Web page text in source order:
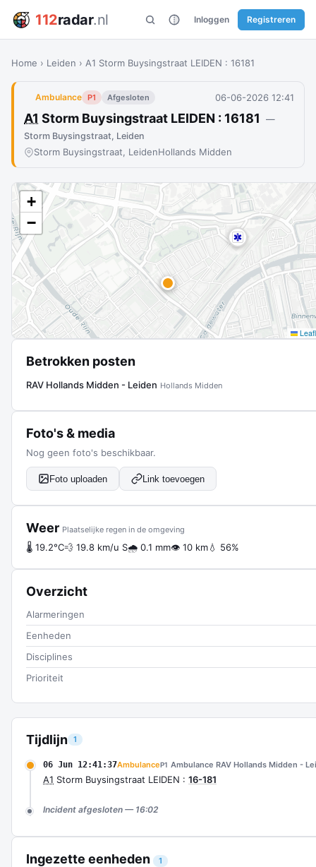
112radar.nl Inloggen Registreren
Home › Leiden › A1 Storm Buysingstraat LEIDEN : 16181
Ambulance P1 Afgesloten 06-06-2026 12:41
A1 Storm Buysingstraat LEIDEN : 16181
—
Storm Buysingstraat, Leiden
Storm Buysingstraat, LeidenHollands Midden
Tijdlijn 1
06 Jun 12:41:37AmbulanceP1 Ambulance RAV Hollands Midden -
A1 Storm Buysingstraat LEIDEN : 16-181
Incident afgesloten — 16:02
Ingezette eenheden 1
+
−
Betrokken posten
RAV Hollands Midden - Leiden Hollands Midden
Foto's & media
Nog geen foto's beschikbaar.
Foto uploaden Link toevoegen
Weer Plaatselijke regen in de omgeving
🌡 19.2°C💨 19.8 km/u S🌧 0.1 mm👁 10 km💧 56%
Overzicht
Alarmeringen
Eenheden
Disciplines
Prioriteit